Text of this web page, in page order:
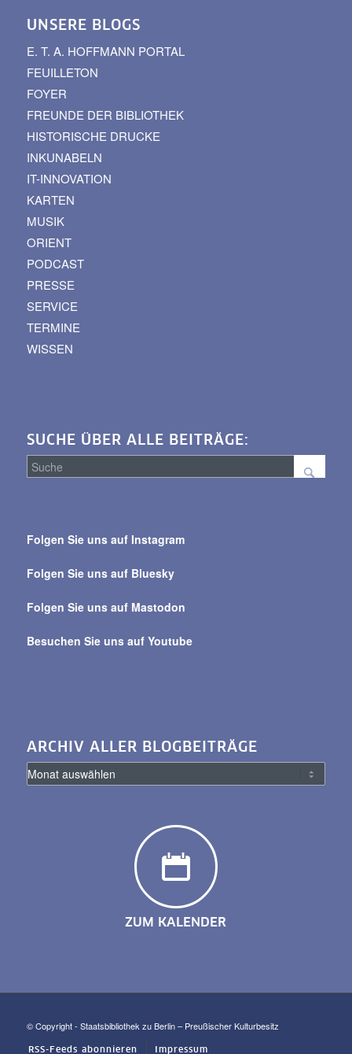
UNSERE BLOGS
E. T. A. HOFFMANN PORTAL
FEUILLETON
FOYER
FREUNDE DER BIBLIOTHEK
HISTORISCHE DRUCKE
INKUNABELN
IT-INNOVATION
KARTEN
MUSIK
ORIENT
PODCAST
PRESSE
SERVICE
TERMINE
WISSEN
SUCHE ÜBER ALLE BEITRÄGE:
alle
Folgen Sie uns auf Instagram
Folgen Sie uns auf Bluesky
Folgen Sie uns auf Mastodon
Besuchen Sie uns auf Youtube
ARCHIV ALLER BLOGBEITRÄGE
ZUM KALENDER
© Copyright - Staatsbibliothek zu Berlin – Preußischer Kulturbesitz
RSS-Feeds abonnieren Impressum